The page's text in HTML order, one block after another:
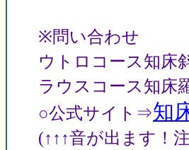
※問い合わせ
ウトロコース知床
ラウスコース知床
○公式サイト⇒知
(↑↑↑音が出ます！注